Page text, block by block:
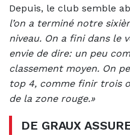
Depuis, le club semble
l’on a terminé notre
niveau. On a fini dans le
envie de dire: un peu
classement moyen. On
top 4, comme finir trois
de la zone rouge.»
DE GRAUX